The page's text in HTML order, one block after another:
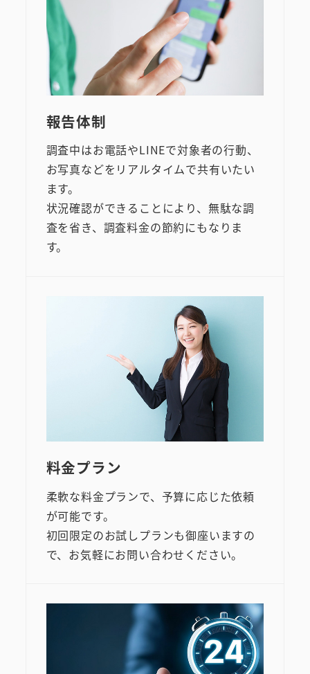
報告体制
調査中はお電話やLINEで対象者の行動、
お写真などをリアルタイムで共有いたい
ます。
状況確認ができることにより、無駄な調
査を省き、調査料金の節約にもなりま
す。
料金プラン
柔軟な料金プランで、予算に応じた依頼
が可能です。
初回限定のお試しプランも御座いますの
で、お気軽にお問い合わせください。